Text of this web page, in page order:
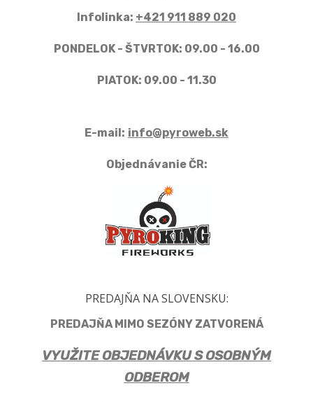
Infolinka: +421 911 889 020
PONDELOK - ŠTVRTOK: 09.00 - 16.00
PIATOK: 09.00 - 11.30
E-mail: info@pyroweb.sk
Objednávanie ČR:
PREDAJŇA NA SLOVENSKU:
PREDAJŇA MIMO SEZÓNY ZATVORENÁ
VYUŽITE OBJEDNÁVKU S OSOBNÝM
ODBEROM